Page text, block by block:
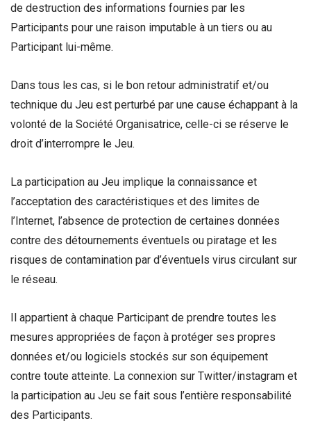
de destruction des informations fournies par les
Participants pour une raison imputable à un tiers ou au
Participant lui-même.
Dans tous les cas, si le bon retour administratif et/ou
technique du Jeu est perturbé par une cause échappant à la
volonté de la Société Organisatrice, celle-ci se réserve le
droit d’interrompre le Jeu.
La participation au Jeu implique la connaissance et
l’acceptation des caractéristiques et des limites de
l’Internet, l’absence de protection de certaines données
contre des détournements éventuels ou piratage et les
risques de contamination par d’éventuels virus circulant sur
le réseau.
Il appartient à chaque Participant de prendre toutes les
mesures appropriées de façon à protéger ses propres
données et/ou logiciels stockés sur son équipement
contre toute atteinte. La connexion sur Twitter/instagram et
la participation au Jeu se fait sous l’entière responsabilité
des Participants.